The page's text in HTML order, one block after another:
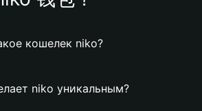
кошелек niko?
niko уникальным?